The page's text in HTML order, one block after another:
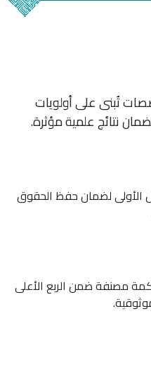
تُبنى على أولويات
نتائج علمية مؤثرة.
الأولى لضمان حفظ الحقوق
مصنفة ضمن الربع الأعلى